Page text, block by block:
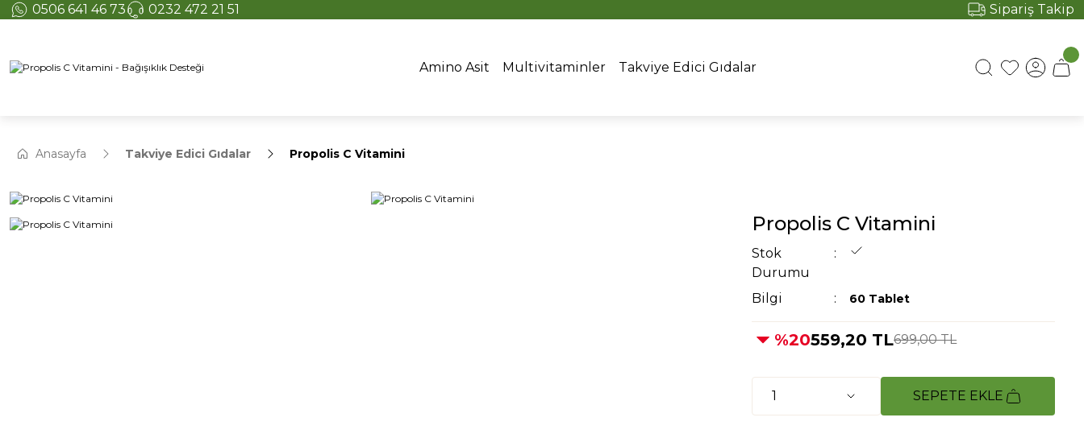
0506 641 46 73 0232 472 21 51
16:00’DAN ÖNCEKİ SİPARİŞLERDE AYNI GÜN KARGO
Sipariş Takip
Amino Asit Multivitaminler Takviye Edici Gıdalar
Anasayfa Takviye Edici Gıdalar Propolis C Vitamini
Propolis C Vitamini
Stok
Durumu
Bilgi
60 Tablet
%20559,20 TL699,00 TL
SEPETE EKLE